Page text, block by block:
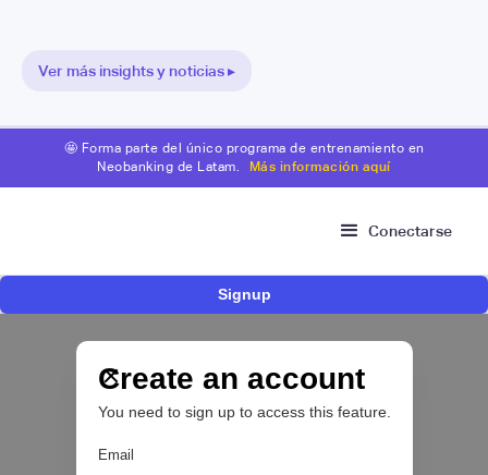
Ver más insights y noticias ▸
🤩 Forma parte del único programa de entrenamiento en
Neobanking de Latam.
Más información aquí
Conectarse
Signup
Create an account
You need to sign up to access this feature.
Email
desde cuentas bancarias en México
OPEN FINANCE 🔑